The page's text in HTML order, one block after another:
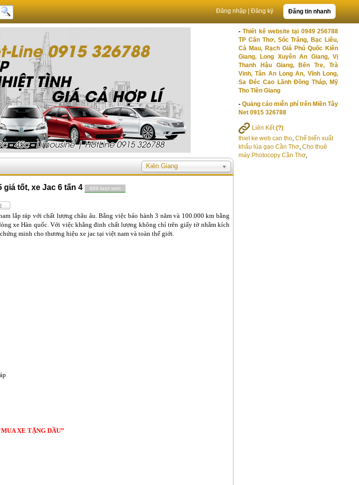
Đăng tin nhanh
Đăng nhập Đăng ký
-Thiết kế website tại 0949 256788
TP Cần Thơ, Sóc Trăng, Bạc Liêu,
Cà Mau, Rạch Giá Phú Quốc Kiên
Giang, Long Xuyên An Giang, Vị
Thanh Hậu Giang, Bến Tre, Trà
Vinh, Tân An Long An, Vĩnh Long,
Sa Đéc Cao Lãnh Đồng Tháp, Mỹ
Tho Tiền Giang
-Quảng cáo miễn phí trên Miền Tây
Net 0915 326788
Liên Kết(?):
thiet ke web can tho, Chế biến xuất
khẩu lúa gạo Cần Thơ, Cho thuê
máy Photocopy Cần Thơ,
Kiên Giang
giá tốt, xe Jac 6 tấn 4 669 lượt xem
lắp ráp với chất lượng châu âu. Bằng việc bảo hành 3 năm và 100.000 km bằng
xe Hàn quốc. Với việc khẳng đinh chất lượng không chỉ trên giấy tờ nhằm kích
minh cho thương hiệu xe jac tại việt nam và toàn thế giới.
XE TẶNG DẦU”